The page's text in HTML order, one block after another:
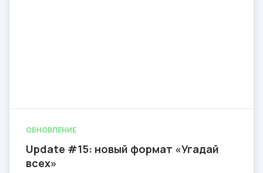
ОБНОВЛЕНИЕ
Update #15: новый формат «Угадай
всех»